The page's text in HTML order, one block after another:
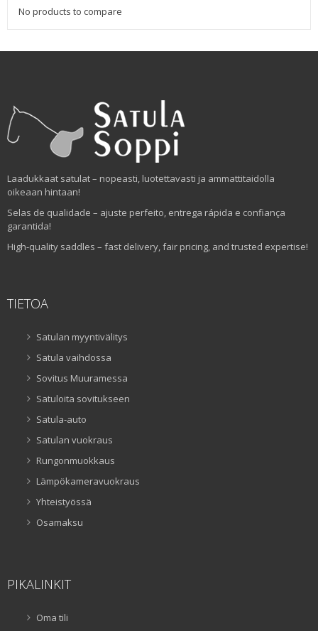
No products to compare
Laadukkaat satulat – nopeasti, luotettavasti ja ammattitaidolla
oikeaan hintaan!
Selas de qualidade – ajuste perfeito, entrega rápida e confiança
garantida!
High-quality saddles – fast delivery, fair pricing, and trusted expertise!
TIETOA
Satulan myyntivälitys
Satula vaihdossa
Sovitus Muuramessa
Satuloita sovitukseen
Satula-auto
Satulan vuokraus
Rungonmuokkaus
Lämpökameravuokraus
Yhteistyössä
Osamaksu
PIKALINKIT
Oma tili